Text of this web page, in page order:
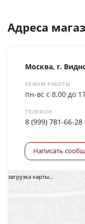
Адреса
Москва, г.
РЕЖИМ РАБОТЫ
пн-вс с 8.00 до
ТЕЛЕФОН
8 (999) 781-66-28
Написать
загрузка карты...